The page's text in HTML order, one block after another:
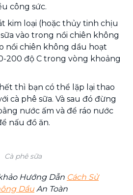
công sức.
kim loại (hoặc thủy tinh chịu
vào trong nồi chiên không
nồi chiên không dầu hoạt
200 độ C trong vòng khoảng
thì bạn có thể lặp lại thao
cà phê sữa. Và sau đó đừng
nước ấm và để ráo nước
nấu đồ ăn.
Cà phê sữa
Hướng Dẫn Cách Sử
Dầu An Toàn